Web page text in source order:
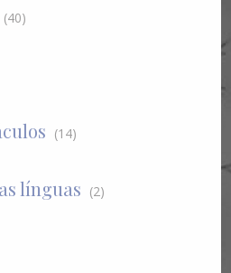
(40)
(14)
línguas (2)